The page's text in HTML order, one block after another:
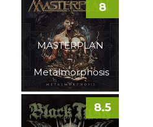
MASTERPLAN
–
Metalmorphosis
8
8.5